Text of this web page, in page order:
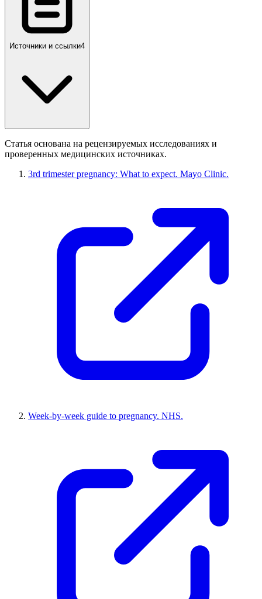
Источники и ссылки4
Статья основана на рецензируемых исследованиях и
проверенных медицинских источниках.
3rd trimester pregnancy: What to expect. Mayo Clinic.
Week-by-week guide to pregnancy. NHS.